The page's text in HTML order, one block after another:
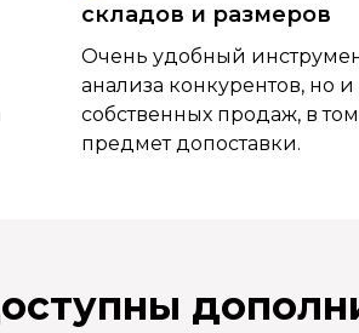
складов и размеров
Очень удобный
анализа конкурентов, но
собственных продаж, в
предмет допоставки.